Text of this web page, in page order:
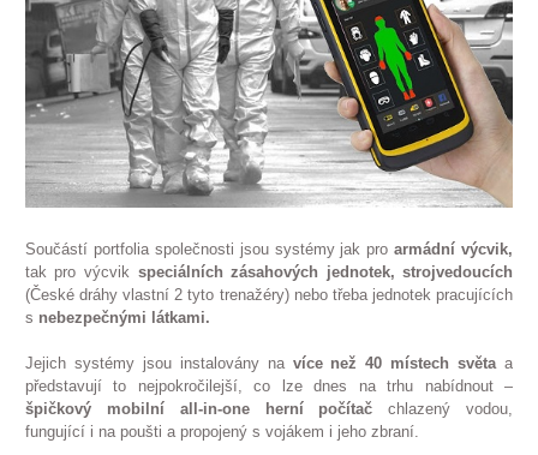
Součástí portfolia společnosti jsou systémy jak proarmádní výcvik,
tak pro výcvik speciálních zásahových jednotek, strojvedoucích
(České dráhy vlastní 2 tyto trenažéry) nebo třeba jednotek pracujících
s nebezpečnými látkami.
Jejich systémy jsou instalovány na více než 40 místech světa a
představují to nejpokročilejší, co lze dnes na trhu nabídnout –
špičkový mobilní all-in-one herní počítač chlazený vodou,
fungující i na poušti a propojený s vojákem i jeho zbraní.